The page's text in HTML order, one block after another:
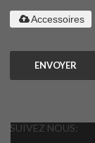
Accessoires
ENVOYER
SUIVEZ NOUS: